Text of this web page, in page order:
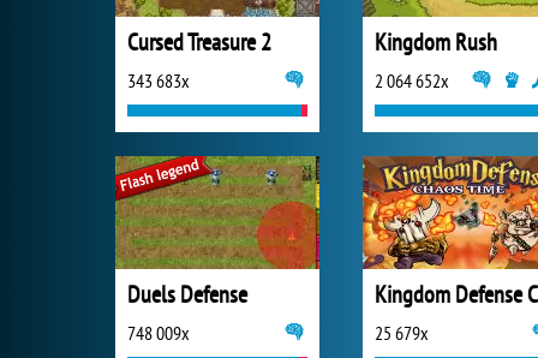
Cursed Treasure 2
343 683x
Kingdom Rush
2 064 652x
Duels Defense
748 009x 25 679x